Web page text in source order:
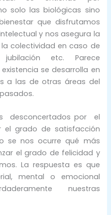
solo las biológicas sino
que disfrutamos
y nos asegura la
colectividad en caso de
jubilación etc. Parece
se desarrolla en
a las de otras áreas del
desconcertados por el
el grado de satisfacción
se nos ocurre qué más
el grado de felicidad y
La respuesta es que
mental o emocional
nuestras